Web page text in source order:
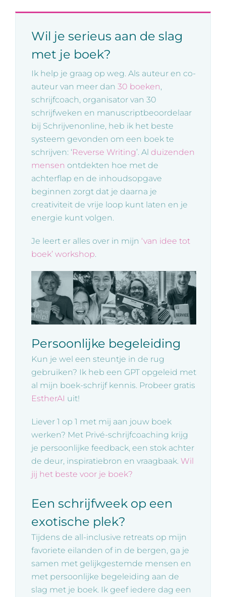
Wil je serieus aan de slag
met je boek?
Ik help je graag op weg. Als auteur en co-
auteur van meer dan 30 boeken,
schrijfcoach, organisator van 30
schrijfweken en manuscriptbeoordelaar
bij Schrijvenonline, heb ik het beste
systeem gevonden om een boek te
schrijven: ‘Reverse Writing’. Al duizenden
mensen ontdekten hoe met de
achterflap en de inhoudsopgave
beginnen zorgt dat je daarna je
creativiteit de vrije loop kunt laten en je
energie kunt volgen.
Je leert er alles over in mijn ‘van idee tot
boek’ workshop.
Persoonlijke begeleiding
Kun je wel een steuntje in de rug
gebruiken? Ik heb een GPT opgeleid met
al mijn boek-schrijf kennis. Probeer gratis
EstherAI uit!
Liever 1 op 1 met mij aan jouw boek
werken? Met Privé-schrijfcoaching krijg
je persoonlijke feedback, een stok achter
de deur, inspiratiebron en vraagbaak. Wil
jij het beste voor je boek?
Een schrijfweek op een
exotische plek?
Tijdens de all-inclusive retreats op mijn
favoriete eilanden of in de bergen, ga je
samen met gelijkgestemde mensen en
met persoonlijke begeleiding aan de
slag met je boek. Ik geef iedere dag een